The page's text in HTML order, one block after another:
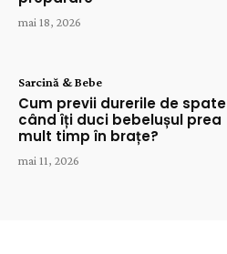
mai 18, 2026
Sarcină & Bebe
Cum previi durerile de spate
când îți duci bebelușul prea
mult timp în brațe?
mai 11, 2026